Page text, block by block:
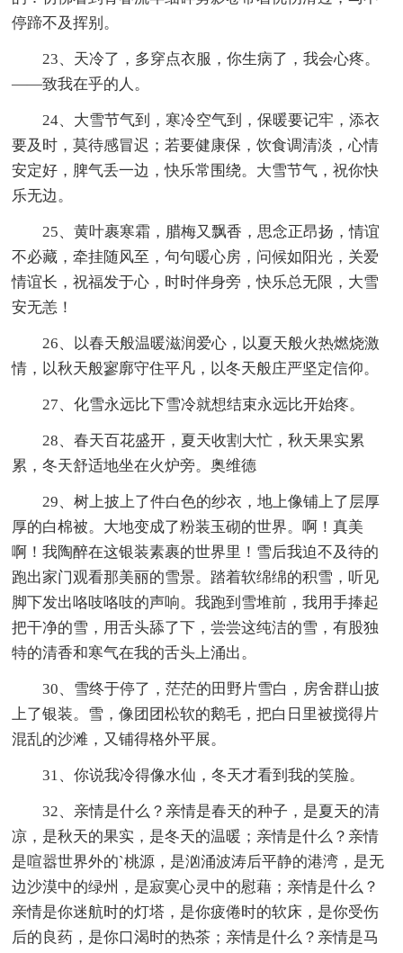
停蹄不及挥别。
23、天冷了，多穿点衣服，你生病了，我会心疼。
——致我在乎的人。
24、大雪节气到，寒冷空气到，保暖要记牢，添衣
要及时，莫待感冒迟；若要健康保，饮食调清淡，心情
安定好，脾气丢一边，快乐常围绕。大雪节气，祝你快
乐无边。
25、黄叶裹寒霜，腊梅又飘香，思念正昂扬，情谊
不必藏，牵挂随风至，句句暖心房，问候如阳光，关爱
情谊长，祝福发于心，时时伴身旁，快乐总无限，大雪
安无恙！
26、以春天般温暖滋润爱心，以夏天般火热燃烧激
情，以秋天般寥廓守住平凡，以冬天般庄严坚定信仰。
27、化雪永远比下雪冷就想结束永远比开始疼。
28、春天百花盛开，夏天收割大忙，秋天果实累
累，冬天舒适地坐在火炉旁。奥维德
29、树上披上了件白色的纱衣，地上像铺上了层厚
厚的白棉被。大地变成了粉装玉砌的世界。啊！真美
啊！我陶醉在这银装素裹的世界里！雪后我迫不及待的
跑出家门观看那美丽的雪景。踏着软绵绵的积雪，听见
脚下发出咯吱咯吱的声响。我跑到雪堆前，我用手捧起
把干净的雪，用舌头舔了下，尝尝这纯洁的雪，有股独
特的清香和寒气在我的舌头上涌出。
30、雪终于停了，茫茫的田野片雪白，房舍群山披
上了银装。雪，像团团松软的鹅毛，把白日里被搅得片
混乱的沙滩，又铺得格外平展。
31、你说我冷得像水仙，冬天才看到我的笑脸。
32、亲情是什么？亲情是春天的种子，是夏天的清
凉，是秋天的果实，是冬天的温暖；亲情是什么？亲情
是喧嚣世界外的`桃源，是汹涌波涛后平静的港湾，是无
边沙漠中的绿州，是寂寞心灵中的慰藉；亲情是什么？
亲情是你迷航时的灯塔，是你疲倦时的软床，是你受伤
后的良药，是你口渴时的热茶；亲情是什么？亲情是马